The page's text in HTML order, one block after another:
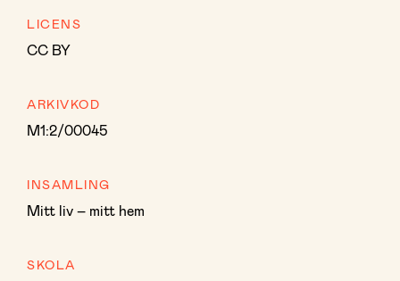
LICENS
CC BY
ARKIVKOD
M1:2/00045
INSAMLING
Mitt liv – mitt hem
SKOLA